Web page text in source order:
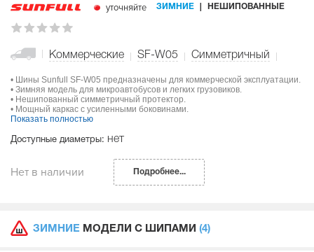
уточняйте ЗИМНИЕ НЕШИПОВАННЫЕ
Коммерческие SF-W05 Симметричный
• Шины Sunfull SF-W05 предназначены для коммерческой эксплуатации.
• Зимняя модель для микроавтобусов и легких грузовиков.
• Нешипованный симметричный протектор.
• Мощный каркас с усиленными боковинами.
Показать полностью
Доступные диаметры: нет
Нет в наличии Подробнее...
ЗИМНИЕ МОДЕЛИ С ШИПАМИ (4)